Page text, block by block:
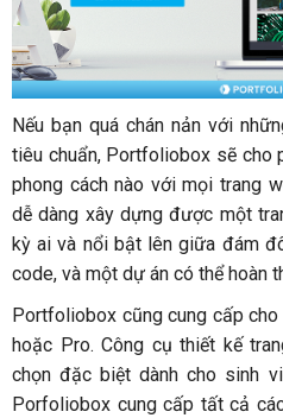
Nếu bạn quá chán nản với
tiêu chuẩn, Portfoliobox sẽ cho
phong cách nào với mọi trang
dễ dàng xây dựng được một
kỳ ai và nổi bật lên giữa đám
code, và một dự án có thể hoàn
Portfoliobox cũng cung cấp
hoặc Pro. Công cụ thiết kế
chọn đặc biệt dành cho sinh
Porfoliobox cung cấp tất cả